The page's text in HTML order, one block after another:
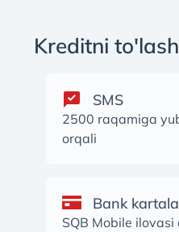
Kreditni
SMS
2500 raqamiga
orqali
Bank
SQB Mobile ilovasi